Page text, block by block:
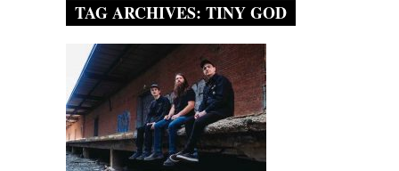
TAG ARCHIVES: TINY GOD